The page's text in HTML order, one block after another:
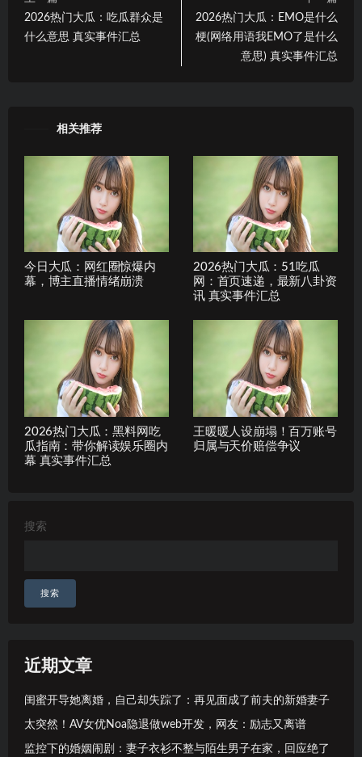
2026热门大瓜：吃瓜群众是
什么意思 真实事件汇总
2026热门大瓜：EMO是什么
梗(网络用语我EMO了是什么
意思) 真实事件汇总
相关推荐
今日大瓜：网红圈惊爆内
幕，博主直播情绪崩溃
2026热门大瓜：51吃瓜
网：首页速递，最新八卦资
讯 真实事件汇总
2026热门大瓜：黑料网吃
瓜指南：带你解读娱乐圈内
幕 真实事件汇总
王暖暖人设崩塌！百万账号
归属与天价赔偿争议
搜索
搜索
近期文章
闺蜜开导她离婚，自己却失踪了：再见面成了前夫的新婚妻子
太突然！AV女优Noa隐退做web开发，网友：励志又离谱
监控下的婚姻闹剧：妻子衣衫不整与陌生男子在家，回应绝了